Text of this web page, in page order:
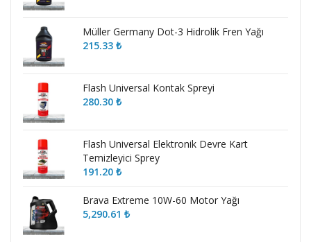
Müller Germany Dot-3 Hidrolik Fren Yağı
215.33₺
Flash Universal Kontak Spreyi
280.30₺
Flash Universal Elektronik Devre Kart
Temizleyici Sprey
191.20₺
Brava Extreme 10W-60 Motor Yağı
5,290.61₺